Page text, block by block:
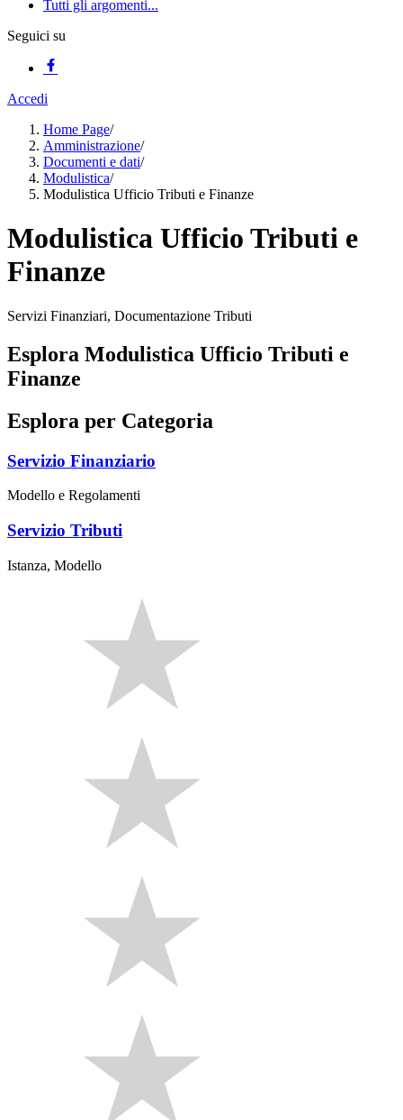
Tutti gli argomenti...
Seguici su
Accedi
Home Page/
Amministrazione/
Documenti e dati/
Modulistica/
Modulistica Ufficio Tributi e Finanze
Modulistica Ufficio Tributi e
Finanze
Servizi Finanziari, Documentazione Tributi
Esplora Modulistica Ufficio Tributi e
Finanze
Esplora per Categoria
Servizio Finanziario
Modello e Regolamenti
Servizio Tributi
Istanza, Modello